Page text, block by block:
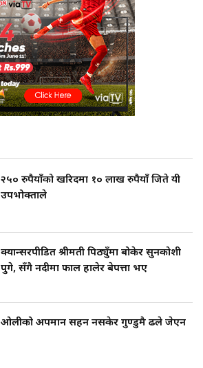
२५० रुपैयाँको खरिदमा १० लाख रुपैयाँ जिते यी
उपभोक्ताले
क्यान्सरपीडित श्रीमती पिठ्युँमा बोकेर सुनकोशी
पुगे, सँगै नदीमा फाल हालेर बेपत्ता भए
ओलीको अपमान सहन नसकेर गुण्डुमै ढले जेएन